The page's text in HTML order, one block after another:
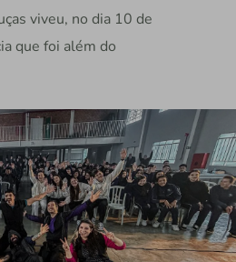
viveu, no dia 10 de
que foi além do